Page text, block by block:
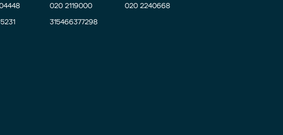
020 2119000
315466377298
020 2240668